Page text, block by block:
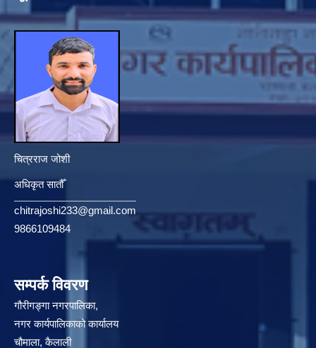
चित्रराज जोशी
अधिकृत सातौँ
chitrajoshi233@gmail.com
9866109484
सम्पर्क विवरण
गौरीगङ्गा नगरपालिका,
नगर कार्यपालिकाको कार्यालय
चौमाला, कैलाली